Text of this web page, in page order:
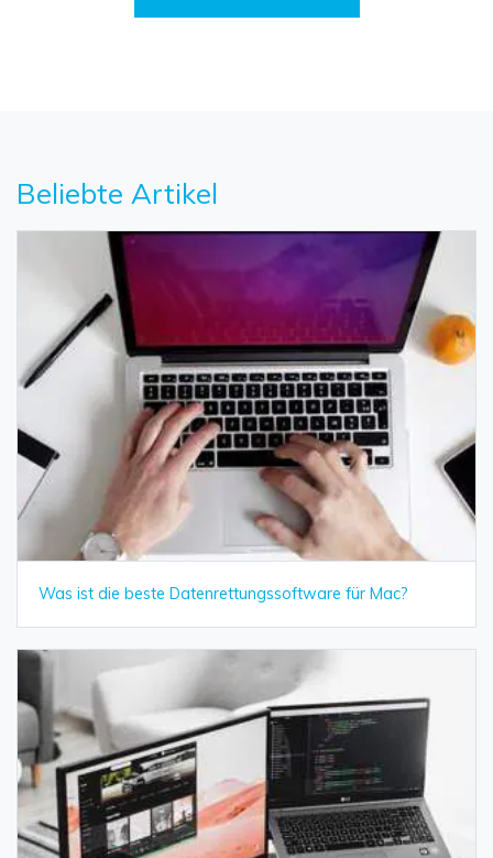
Beliebte Artikel
Was ist die beste Datenrettungssoftware für Mac?